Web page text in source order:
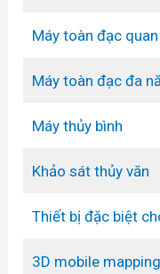
Máy toàn đạc
Máy toàn đạc đa
Máy thủy bình
Khảo sát thủy văn
Thiết bị đặc biệt
3D mobile mapping